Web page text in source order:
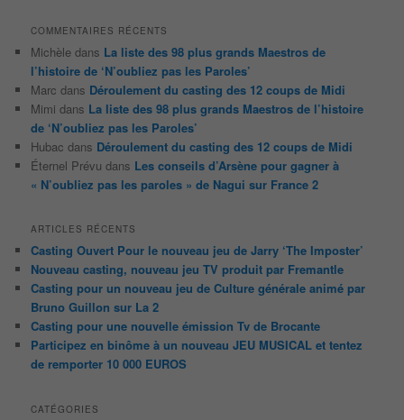
COMMENTAIRES RÉCENTS
Michèle dans La liste des 98 plus grands Maestros de
l’histoire de ‘N’oubliez pas les Paroles’
Marc dans Déroulement du casting des 12 coups de Midi
Mimi dans La liste des 98 plus grands Maestros de l’histoire
de ‘N’oubliez pas les Paroles’
Hubac dans Déroulement du casting des 12 coups de Midi
Éternel Prévu dans Les conseils d’Arsène pour gagner à
« N’oubliez pas les paroles » de Nagui sur France 2
ARTICLES RÉCENTS
Casting Ouvert Pour le nouveau jeu de Jarry ‘The Imposter’
Nouveau casting, nouveau jeu TV produit par Fremantle
Casting pour un nouveau jeu de Culture générale animé par
Bruno Guillon sur La 2
Casting pour une nouvelle émission Tv de Brocante
Participez en binôme à un nouveau JEU MUSICAL et tentez
de remporter 10 000 EUROS
CATÉGORIES